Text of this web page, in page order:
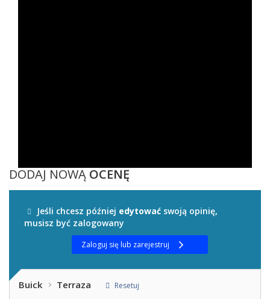
DODAJ NOWĄ OCENĘ
Jeśli chcesz później edytowaćswoją opinię,
musisz być zalogowany
Zaloguj się lub zarejestruj
Buick Terraza Resetuj